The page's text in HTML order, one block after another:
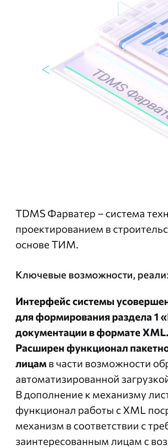
TDMS Фарватер – система
проектированием в
основе ТИМ.
Ключевые возможности,
Интерфейс системы
для формирования раздела 1
документации в формате XML.
Расширен функционал
лицам в части возможности
автоматизированной
В дополнение к механизму
функционал работы с XML
механизм в соответствии с
заинтересованным лицам с